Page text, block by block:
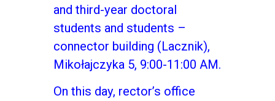
and third-year doctoral
students and students –
connector building (Lacznik),
Mikołajczyka 5, 9:00-11:00 AM.
On this day, rector’s office